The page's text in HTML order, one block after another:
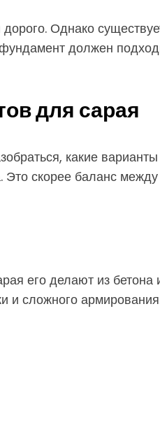
Однако
должен
для сарая
какие
скорее баланс
его делают из бетона
и сложного